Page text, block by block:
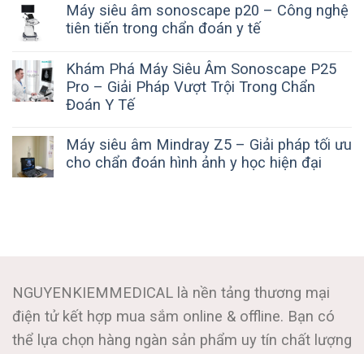
Máy siêu âm sonoscape p20 – Công nghệ
tiên tiến trong chẩn đoán y tế
Khám Phá Máy Siêu Âm Sonoscape P25
Pro – Giải Pháp Vượt Trội Trong Chẩn
Đoán Y Tế
Máy siêu âm Mindray Z5 – Giải pháp tối ưu
cho chẩn đoán hình ảnh y học hiện đại
NGUYENKIEMMEDICAL là nền tảng thương mại
điện tử kết hợp mua sắm online & offline. Bạn có
thể lựa chọn hàng ngàn sản phẩm uy tín chất lượng